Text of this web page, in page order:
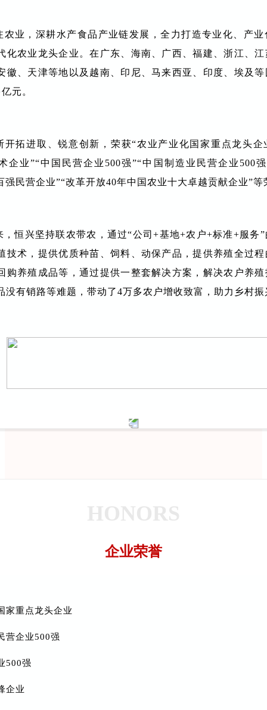
农业，深耕水产食品产业链发展，全力打造专业化、产
化农业龙头企业。在广东、海南、广西、福建、浙江、
徽、天津等地以及越南、印尼、马来西亚、印度、埃及
元。
开拓进取、锐意创新，荣获“农业产业化国家重点龙头企
企业”“中国民营企业500强”“中国制造业民营企业500
强民营企业”“改革开放40年中国农业十大卓越贡献企业”等
，恒兴坚持联农带农，通过“公司+基地+农户+标准+服务
技术，提供优质种苗、饲料、动保产品，提供养殖全过
购养殖成品等，通过提供一整套解决方案，解决农户养
没有销路等难题，带动了4万多农户增收致富，助力乡村振
企业荣誉
家重点龙头企业
营企业500强
500强
企业